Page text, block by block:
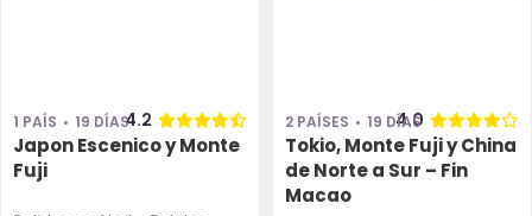
1 PAÍS 19 DÍAS4.2
Japon Escenico y Monte
Fuji
2 PAÍSES 19 DÍAS
4.0
Tokio, Monte Fuji y China
de Norte a Sur – Fin
Macao